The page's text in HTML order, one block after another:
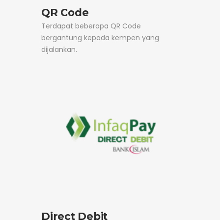
QR Code
Terdapat beberapa QR Code
bergantung kepada kempen yang
dijalankan.
Direct Debit